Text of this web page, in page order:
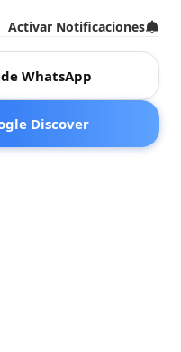
Activar Notificaciones
WhatsApp
Discover